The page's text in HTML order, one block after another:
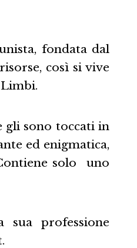
fondata dal
così si vive
gli sono toccati in
ed enigmatica,
solo uno
sua professione